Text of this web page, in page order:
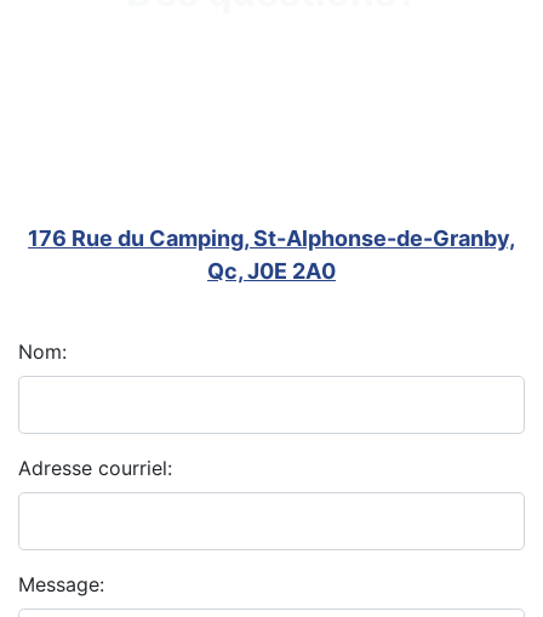
176 Rue du Camping, St-Alphonse-de-Granby,
Qc, J0E 2A0
Nom:
Adresse courriel:
Message: